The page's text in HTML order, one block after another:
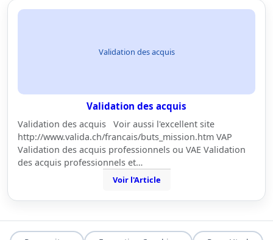
Validation des acquis
Validation des acquis
Validation des acquis Voir aussi l'excellent site
http://www.valida.ch/francais/buts_mission.htm VAP
Validation des acquis professionnels ou VAE Validation
des acquis professionnels et…
Voir l'Article